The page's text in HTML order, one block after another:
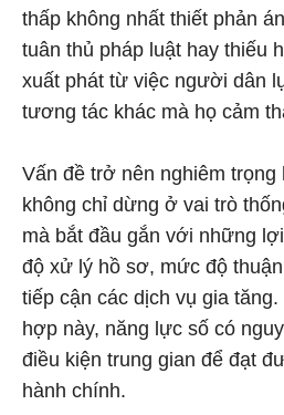
thấp không nhất thiết phản
tuân thủ pháp luật hay thiếu
xuất phát từ việc người dân
tương tác khác mà họ cảm
Vấn đề trở nên nghiêm trọng
không chỉ dừng ở vai trò
mà bắt đầu gắn với những
độ xử lý hồ sơ, mức độ
tiếp cận các dịch vụ gia
hợp này, năng lực số có
điều kiện trung gian để đạt
hành chính.